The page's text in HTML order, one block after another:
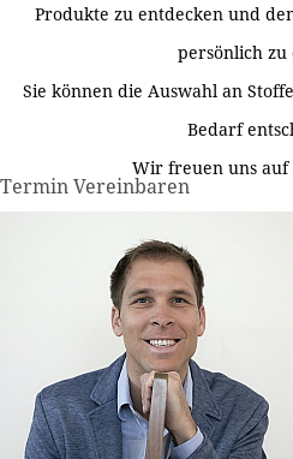
Produkte zu entdecken und
persönlich zu
Sie können die Auswahl an
Bedarf
Wir freuen uns auf
Termin Vereinbaren